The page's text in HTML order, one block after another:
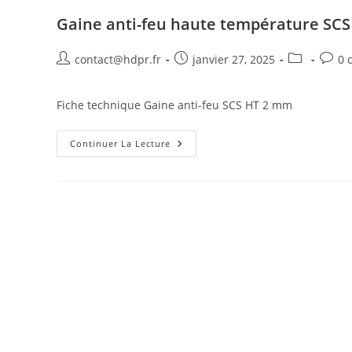
Gaine anti-feu haute température SCS
Auteur/autrice
publication :
contact@hdpr.fr
Publication
janvier 27, 2025
Post
0
Fiche technique Gaine anti-feu SCS HT 2 mm
Continuer La Lecture Gaine
Anti-